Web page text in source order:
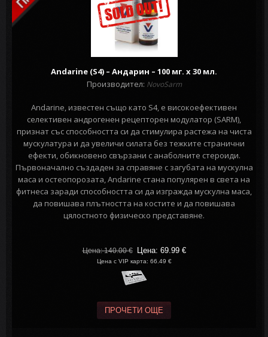
Andarine (S4) – Андарин – 100 мг. х 30 мл.
Производител: NovoSarm
Andarine, известен също като S4, е високоефективен
селективен андрогенен рецепторен модулатор (SARM),
признат със способността си да стимулира растежа на чиста
мускулатура и да увеличи силата без тежките странични
ефекти, обикновено свързани с анаболните стероиди.
Първоначално създаден за справяне с загубата на мускулна
маса и остеопорозата, Andarine стана популярен в света на
фитнеса заради способността си да изгражда мускулна маса,
да повишава плътността на костите и да повишава
цялостното физическо представяне.
Цена: 140.00€ Цена: 69.99 €
Цена с VIP карта: 66.49 €
ПРОЧЕТИ ОЩЕ